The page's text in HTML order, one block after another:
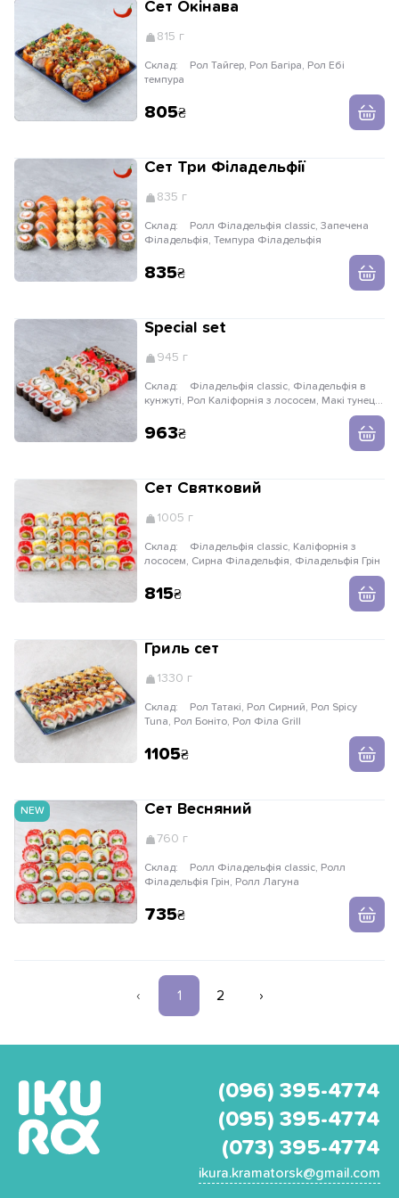
Сет Окінава
815 г
Склад:
темпура
805
Сет Три Філадельфії
835 г
Склад:
Філадельфія, Темпура Філадельфія
835
Special set
945 г
Склад:
кунжуті, Рол Каліфорнія з лососем, Макі тунець,
963
Сет Святковий
1005 г
Склад:
лососем, Сирна Філадельфія, Філадельфія Грін
815
Гриль сет
1330 г
Склад:
Tuna, Рол Боніто, Рол Філа Grill
1105
NEW Сет Весняний
760 г
Склад:
Філадельфія Грін, Ролл Лагуна
735
‹ 1 2 ›
(096) 395-4774
(095) 395-4774
(073) 395-4774
ikura.kramatorsk@gmail.com